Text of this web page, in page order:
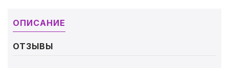
ШКОЛА
ОПИСАНИЕ
ОТЗЫВЫ